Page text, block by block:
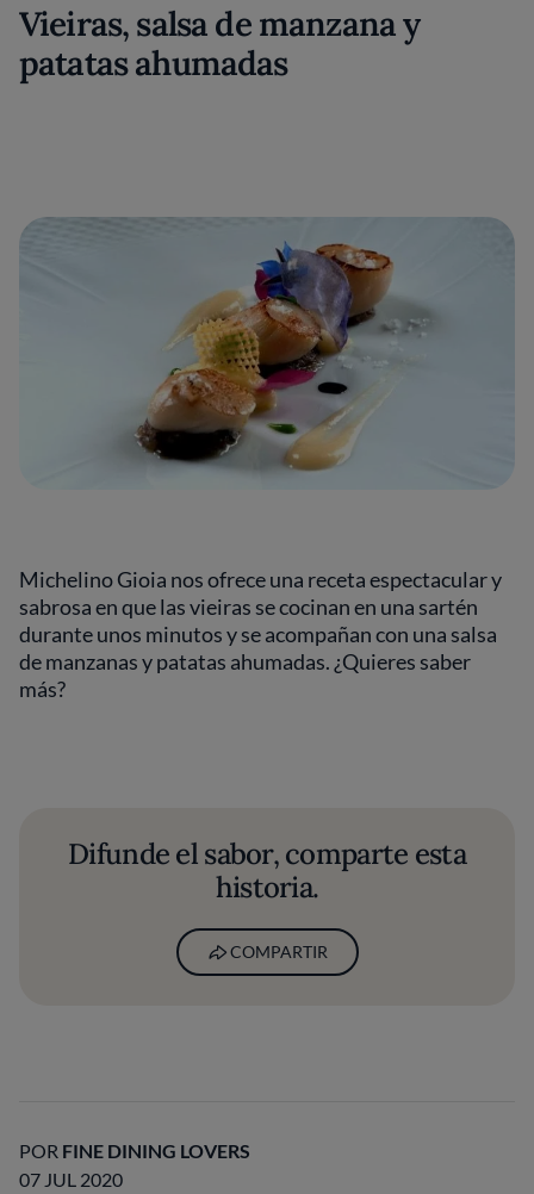
Vieiras, salsa de manzana y
patatas ahumadas
Michelino Gioia nos ofrece una receta espectacular y
sabrosa en que las vieiras se cocinan en una sartén
durante unos minutos y se acompañan con una salsa
de manzanas y patatas ahumadas. ¿Quieres saber
más?
Difunde el sabor, comparte esta
historia.
COMPARTIR
POR FINE DINING LOVERS
07 JUL 2020